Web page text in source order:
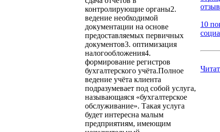
контролирующие органы2.
ведение необходимой
документации на основе
предоставляемых первичных
документов3. оптимизация
налогообложения4.
формирование регистров
бухгалтерского учёта.Полное
ведение учёта клиента
подразумевает под собой услуга,
называющаяся «бухгалтерское
обслуживание». Такая услуга
будет интересна малым
предприятиям, имеющим
10